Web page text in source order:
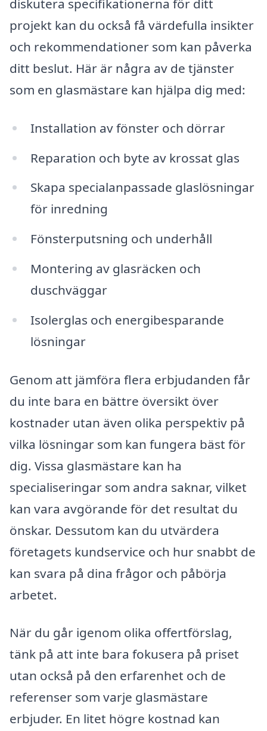
diskutera specifikationerna för ditt
projekt kan du också få värdefulla insikter
och rekommendationer som kan påverka
ditt beslut. Här är några av de tjänster
som en glasmästare kan hjälpa dig med:
Installation av fönster och dörrar
Reparation och byte av krossat glas
Skapa specialanpassade glaslösningar
för inredning
Fönsterputsning och underhåll
Montering av glasräcken och
duschväggar
Isolerglas och energibesparande
lösningar
Genom att jämföra flera erbjudanden får
du inte bara en bättre översikt över
kostnader utan även olika perspektiv på
vilka lösningar som kan fungera bäst för
dig. Vissa glasmästare kan ha
specialiseringar som andra saknar, vilket
kan vara avgörande för det resultat du
önskar. Dessutom kan du utvärdera
företagets kundservice och hur snabbt de
kan svara på dina frågor och påbörja
arbetet.
När du går igenom olika offertförslag,
tänk på att inte bara fokusera på priset
utan också på den erfarenhet och de
referenser som varje glasmästare
erbjuder. En litet högre kostnad kan